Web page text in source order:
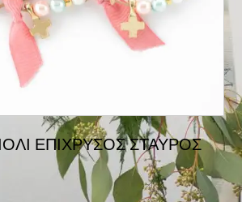
ΕΠΊΧΡΥΣΟΣ ΣΤΑΥΡΌΣ